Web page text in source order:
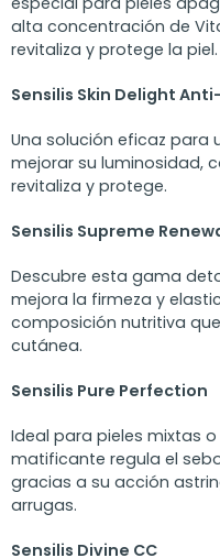
alta concentración de
revitaliza y protege la piel.
Sensilis Skin Delight
Una solución eficaz para
mejorar su luminosidad,
revitaliza y protege.
Sensilis Supreme
Descubre esta gama
mejora la firmeza y
composición nutritiva
cutánea.
Sensilis Pure Perfection
Ideal para pieles mixtas
matificante regula el
gracias a su acción
arrugas.
Sensilis Divine CC